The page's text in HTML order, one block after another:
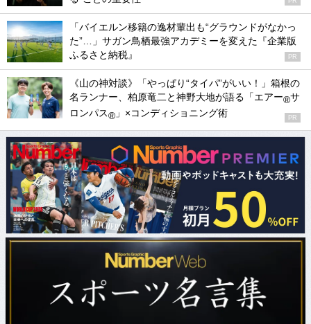
「バイエルン移籍の逸材輩出も“グラウンドがなかっ
た”…」サガン鳥栖最強アカデミーを変えた『企業版
ふるさと納税』
PR
《山の神対談》「やっぱり“タイパ”がいい！」箱根の
名ランナー、柏原竜二と神野大地が語る「エアー®サ
ロンパス® 」×コンディショニング術 PR